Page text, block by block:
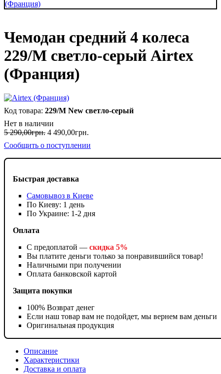
Чемодан средний 4 колеса
229/M светло-серый Airtex
(Франция)
Быстрая доставка
Самовывоз в Киеве
По Киеву: 1 день
По Украине: 1-2 дня
Оплата
С предоплатой — скидка 5%
Вы платите деньги только за понравившийся товар!
Наличными при получении
Оплата банковской картой
Защита покупки
100% Возврат денег
Если наш товар вам не подойдет, мы вернем вам деньги
Оригинальная продукция
229/M New светло-серый
Нет в наличии
5 290,00грн. 4 490,00грн.
Сообщить о поступлении
Описание
Характеристики
Доставка и оплата